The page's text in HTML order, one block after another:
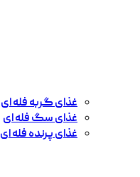
غذای گربه فله ای
غذای سگ فله ای
غذای پرنده فله ای